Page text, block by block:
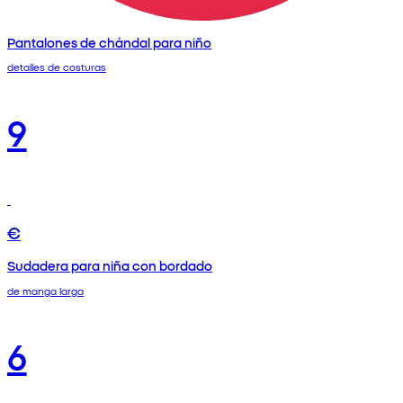
Pantalones de chándal para niño
detalles de costuras
9
€
Sudadera para niña con bordado
de manga larga
6